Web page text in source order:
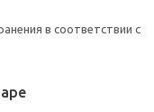
в соответствии с